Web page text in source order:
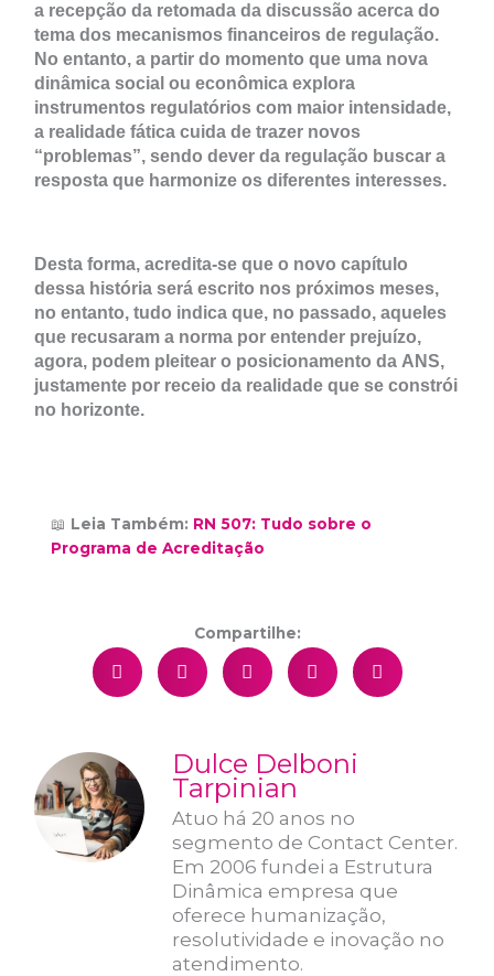
a recepção da retomada da discussão acerca do
tema dos mecanismos financeiros de regulação.
No entanto, a partir do momento que uma nova
dinâmica social ou econômica explora
instrumentos regulatórios com maior intensidade,
a realidade fática cuida de trazer novos
“problemas”, sendo dever da regulação buscar a
resposta que harmonize os diferentes interesses.
Desta forma, acredita-se que o novo capítulo
dessa história será escrito nos próximos meses,
no entanto, tudo indica que, no passado, aqueles
que recusaram a norma por entender prejuízo,
agora, podem pleitear o posicionamento da ANS,
justamente por receio da realidade que se constrói
no horizonte.
📖 Leia Também: RN 507: Tudo sobre o
Programa de Acreditação
Compartilhe:
Dulce Delboni
Tarpinian
Atuo há 20 anos no
segmento de Contact Center.
Em 2006 fundei a Estrutura
Dinâmica empresa que
oferece humanização,
resolutividade e inovação no
atendimento.